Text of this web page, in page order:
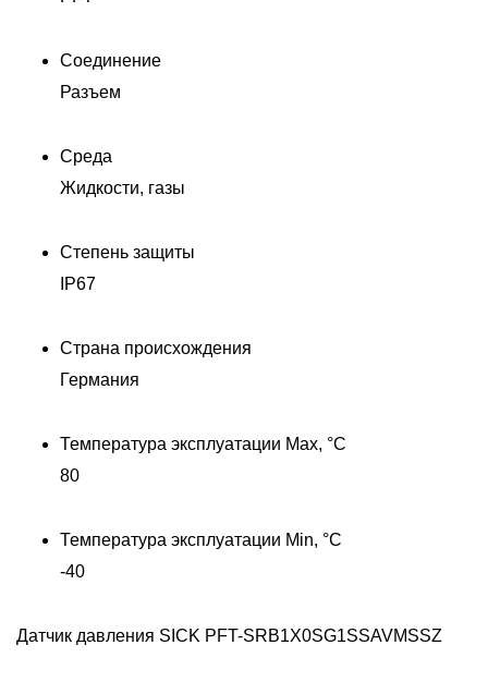
Соединение
Разъем
Среда
Жидкости, газы
Степень защиты
IP67
Страна происхождения
Германия
Температура эксплуатации Max, °C
80
Температура эксплуатации Min, °C
-40
Датчик давления SICK PFT-SRB1X0SG1SSAVMSSZ